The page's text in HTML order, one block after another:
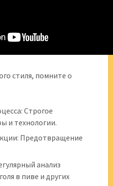
стиля, помните о
Строгое
и технологии.
Предотвращение
анализ
в пиве и других